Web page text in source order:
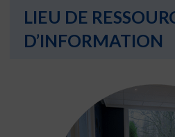
LIEU DE
D’INFORMATION